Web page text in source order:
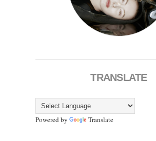
TRANSLATE
Powered by Translate